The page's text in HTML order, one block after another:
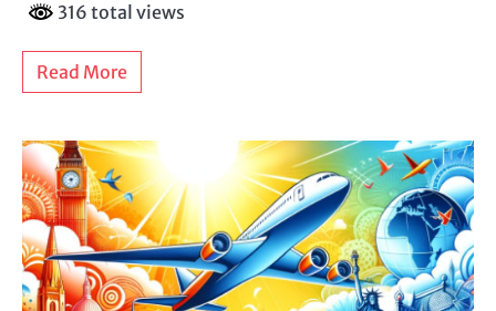
316 total views
Read More